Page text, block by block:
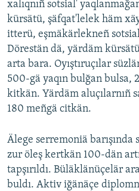
ДИНИ ТОРМЫШ
ПӘРӘВЕЗ
ФӘН-ФӘСМӘТӘН
КИНОХАНӘ
ӘЙДӘ ONLINE
IDEL.РЕАЛИИ
БЕЗГӘ КУШЫЛЫГЫЗ!
xalıqnıñ sotsial'
kürsätü, şäfqat'lelek häm
itterü, eşmäkärlekneñ
Dörestän dä, yärdäm
arta bara. Oyıştıruçılar
500-gä yaqın bulğan bulsa,
kitkän. Yärdäm aluçılarnıñ
180 meñgä citkän.
Älege serremoniä
zur öleş kertkän 100-dän
tapşırıldı. Büläklänüçelär
buldı. Aktiv iğänäçe